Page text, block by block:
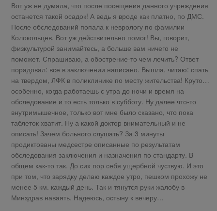
Вот уж не думала, что после посещения данного учреждения
останется такой осадок! А ведь я вроде как платно, по ДМС.
После обследований попала к неврологу по фамилии
Колокольцев. Вот уж действительно помог! Вы, говорит,
физкультурой занимайтесь, а больше вам ничего не
поможет. Спрашиваю, а обострение-то чем лечить? Ответ
порадовал: все в заключении написано. Вышла, читаю: спать
на твердом, ЛФК в поликлинике по месту жительства! Круто…
особенно, когда работаешь с утра до ночи и время на
обследование и то есть только в субботу. Ну далее что-то
внутримышечное, только вот мне было сказано, что пока
таблеток хватит. Ну а какой доктор внимательный и не
описать! Зачем больного слушать? За 3 минуты
продиктованы медсестре описанные по результатам
обследования заключения и назначения по стандарту. В
общем как-то так. До сих пор себя ущербной чуствую. И это
при том, что зарядку делаю каждое утро, пешком прохожу не
менее 5 км. каждый день. Так и тянутся руки жалобу в
Минздрав наваять. Надеюсь, остыну к вечеру…